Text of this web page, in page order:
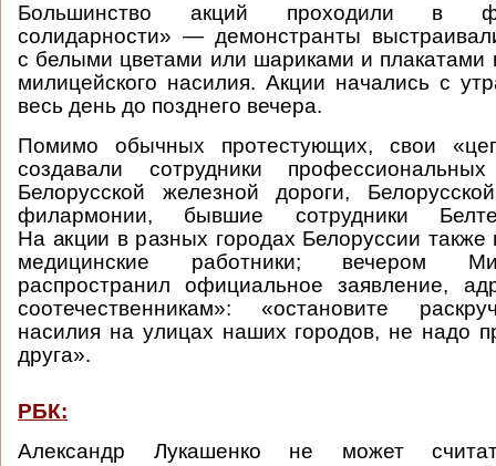
Большинство акций проходили в
солидарности» — демонстранты
с белыми цветами или шариками и плакатами
милицейского насилия. Акции начались с
весь день до позднего вечера.
Помимо обычных протестующих, свои
создавали сотрудники
Белорусской железной дороги,
филармонии, бывшие сотрудники
На акции в разных городах Белоруссии
медицинские работники; вечером
распространил официальное заявление,
соотечественникам»: «остановите
насилия на улицах наших городов, не надо
друга».
РБК:
Александр Лукашенко не может